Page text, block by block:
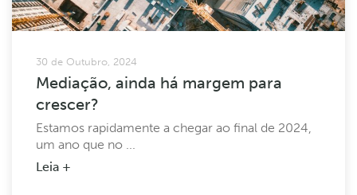
30 de Outubro, 2024
Mediação, ainda há margem para
crescer?
Estamos rapidamente a chegar ao final de 2024,
um ano que no ...
Leia +